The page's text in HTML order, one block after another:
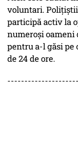
voluntari.
participă activ la
numeroși
pentru a-l găsi pe
de 24 de ore.